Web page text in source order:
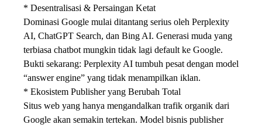
* Desentralisasi & Persaingan Ketat
Dominasi Google mulai ditantang serius oleh Perplexity
AI, ChatGPT Search, dan Bing AI. Generasi muda yang
terbiasa chatbot mungkin tidak lagi default ke Google.
Bukti sekarang: Perplexity AI tumbuh pesat dengan model
“answer engine” yang tidak menampilkan iklan.
* Ekosistem Publisher yang Berubah Total
Situs web yang hanya mengandalkan trafik organik dari
Google akan semakin tertekan. Model bisnis publisher